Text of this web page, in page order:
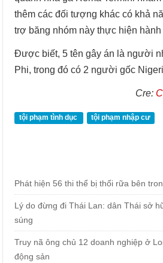
thêm các đối tượng khác có khả
trợ băng nhóm này thực hiện hành
Được biết, 5 tên gây án là người
Phi, trong đó có 2 người gốc
Cre:
tội phạm tình dục tội phạm nhập cư
Phát hiện 56 thi thể bị thối rữa bên
Lý do đừng đi Thái Lan: dân Thái sở
súng
Truy nã ông chủ 12 doanh nghiệp ở
động sản